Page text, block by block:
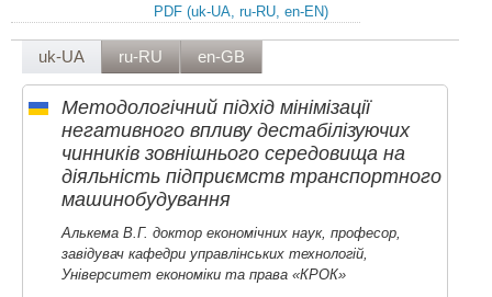
PDF (uk-UA, ru-RU, en-EN)
uk-UA ru-RU en-GB
Методологічний підхід мінімізації
негативного впливу дестабілізуючих
чинників зовнішнього середовища на
діяльність підприємств транспортного
машинобудування
Алькема В.Г. доктор економічних наук, професор,
завідувач кафедри управлінських технологій,
Університет економіки та права «КРОК»